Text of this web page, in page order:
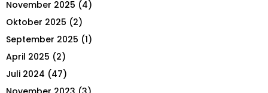
o
r
November 2025 (4)
Oktober 2025 (2)
September 2025 (1)
April 2025 (2)
Juli 2024 (47)